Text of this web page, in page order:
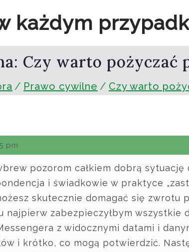
każdym
Czy warto pożyczać
Prawo cywilne Czy warto
pm
pozorom całkiem dobrą sytuację
i świadkowie w praktyce
skutecznie domagać się zwrotu
najpierw zabezpieczyłbym wszystkie
z widocznymi datami i
i krótko, co mogą potwierdzić.